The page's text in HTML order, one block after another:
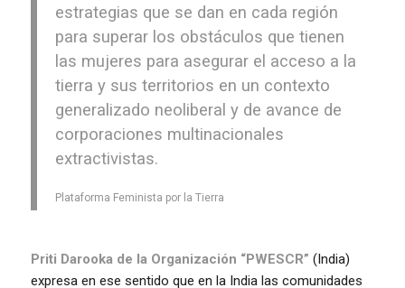
estrategias que se dan en cada región
para superar los obstáculos que tienen
las mujeres para asegurar el acceso a la
tierra y sus territorios en un contexto
generalizado neoliberal y de avance de
corporaciones multinacionales
extractivistas.
Plataforma Feminista por la Tierra
Priti Darooka de la Organización “PWESCR” (India)
expresa en ese sentido que en la India las comunidades